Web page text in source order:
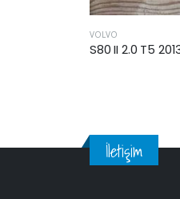
VOLVO
İletişim